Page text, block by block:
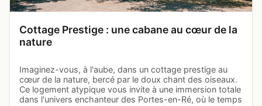
Cottage Prestige : une cabane au cœur de la
nature
Imaginez-vous, à l'aube, dans un cottage prestige au
cœur de la nature, bercé par le doux chant des oiseaux.
Ce logement atypique vous invite à une immersion totale
dans l'univers enchanteur des Portes-en-Ré, où le temps